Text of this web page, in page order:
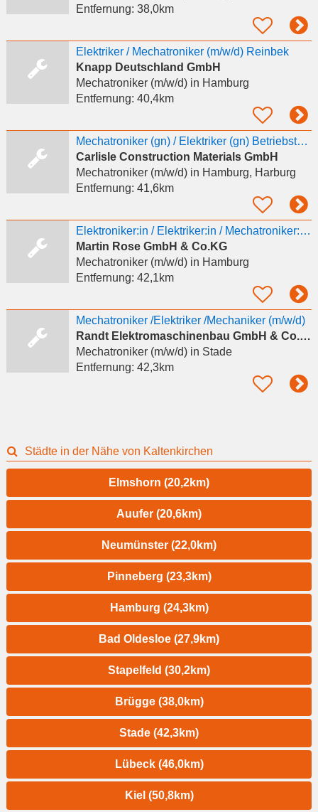
Entfernung: 38,0km
Elektriker / Mechatroniker (m/w/d) Reinbek
Knapp Deutschland GmbH
Mechatroniker (m/w/d)in Hamburg
Entfernung: 40,4km
Mechatroniker (gn) / Elektriker (gn) Betriebstechnik & Instandhaltung
Carlisle Construction Materials GmbH
Mechatroniker (m/w/d)in Hamburg, Harburg
Entfernung: 41,6km
Elektroniker:in / Elektriker:in / Mechatroniker:in für eine Qualifizierung als Signalmechaniker:in
Martin Rose GmbH & Co.KG
Mechatroniker (m/w/d)in Hamburg
Entfernung: 42,1km
Mechatroniker /Elektriker /Mechaniker (m/w/d)
Randt Elektromaschinenbau GmbH & Co. KG
Mechatroniker (m/w/d)in Stade
Entfernung: 42,3km
Städte in der Nähe von Kaltenkirchen
Elmshorn (20,2km)
Auufer (20,6km)
Neumünster (22,0km)
Pinneberg (23,3km)
Hamburg (24,3km)
Bad Oldesloe (27,9km)
Stapelfeld (30,2km)
Brügge (38,0km)
Stade (42,3km)
Lübeck (46,0km)
Kiel (50,8km)